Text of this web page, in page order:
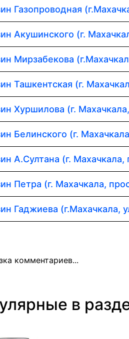
Газопроводная
Акушинского (г.
Мирзабекова
Ташкентская (г.
Хуршилова (г.
Белинского (г.
А.Султана (г.
Петра (г. Махачкала,
Гаджиева (г.Махачкала,
комментариев...
в